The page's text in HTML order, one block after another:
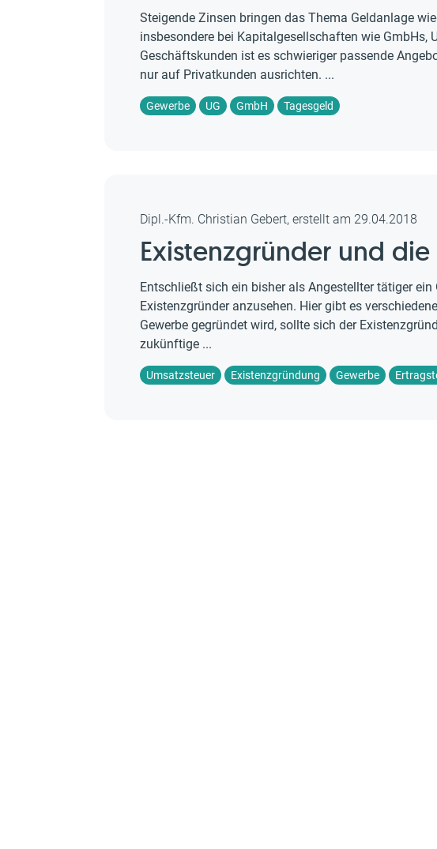
Steigende Zinsen bringen das Thema Geldanlage
insbesondere bei Kapitalgesellschaften wie GmbHs,
Geschäftskunden ist es schwieriger passende
nur auf Privatkunden ausrichten. ...
Gewerbe UG GmbH Tagesgeld
Dipl.-Kfm. Christian Gebert, erstellt am 29.04.2018
Existenzgründer und die
Entschließt sich ein bisher als Angestellter tätiger ein
Existenzgründer anzusehen. Hier gibt es
Gewerbe gegründet wird, sollte sich der
zukünftige ...
Umsatzsteuer Existenzgründung Gewerbe